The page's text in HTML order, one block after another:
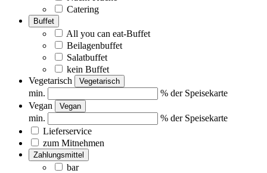
Catering
Buffet
All you can eat-Buffet
Beilagenbuffet
Salatbuffet
kein Buffet
Vegetarisch
Vegetarisch
min.
% der Speisekarte
Vegan
Vegan
min.
% der Speisekarte
Lieferservice
zum Mitnehmen
Zahlungsmittel
bar